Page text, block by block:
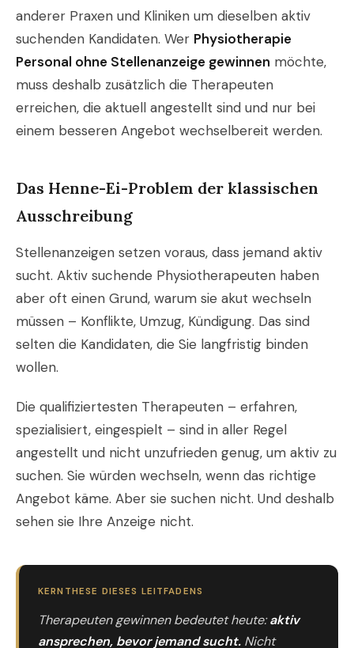
anderer Praxen und Kliniken um dieselben aktiv
suchenden Kandidaten. Wer Physiotherapie
Personal ohne Stellenanzeige gewinnen möchte,
muss deshalb zusätzlich die Therapeuten
erreichen, die aktuell angestellt sind und nur bei
einem besseren Angebot wechselbereit werden.
Das Henne-Ei-Problem der klassischen
Ausschreibung
Stellenanzeigen setzen voraus, dass jemand aktiv
sucht. Aktiv suchende Physiotherapeuten haben
aber oft einen Grund, warum sie akut wechseln
müssen – Konflikte, Umzug, Kündigung. Das sind
selten die Kandidaten, die Sie langfristig binden
wollen.
Die qualifiziertesten Therapeuten – erfahren,
spezialisiert, eingespielt – sind in aller Regel
angestellt und nicht unzufrieden genug, um aktiv zu
suchen. Sie würden wechseln, wenn das richtige
Angebot käme. Aber sie suchen nicht. Und deshalb
sehen sie Ihre Anzeige nicht.
KERNTHESE DIESES LEITFADENS
Therapeuten gewinnen bedeutet heute:aktiv
ansprechen, bevor jemand sucht. Nicht